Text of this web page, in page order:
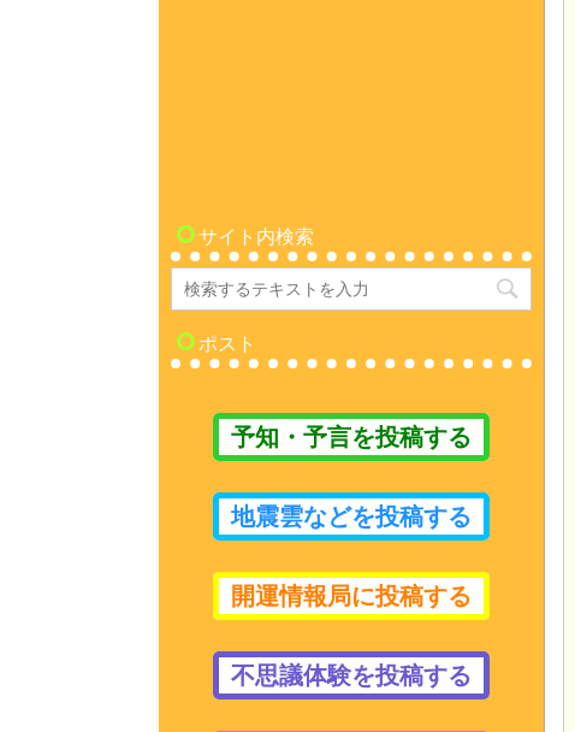
サイト内検索
ポスト
予知・予言を投稿する
地震雲などを投稿する
開運情報局に投稿する
不思議体験を投稿する